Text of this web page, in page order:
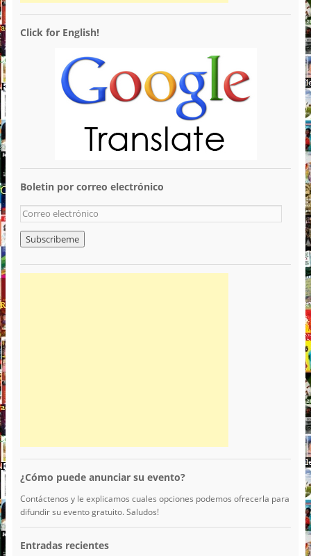
Click for English!
Boletin por correo electrónico
¿Cómo puede anunciar su evento?
Contáctenos y le explicamos cuales opciones podemos ofrecerla para
difundir su evento gratuito. Saludos!
Entradas recientes